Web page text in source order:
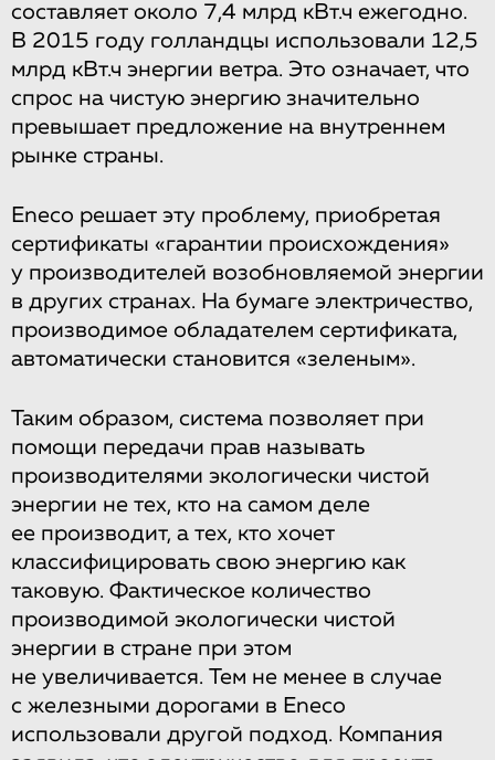
составляет около 7,4 млрд кВт.ч ежегодно.
В 2015 году голландцы использовали 12,5
млрд кВт.ч энергии ветра. Это означает, что
спрос на чистую энергию значительно
превышает предложение на внутреннем
рынке страны.
Eneco решает эту проблему, приобретая
сертификаты «гарантии происхождения»
у производителей возобновляемой энергии
в других странах. На бумаге электричество,
производимое обладателем сертификата,
автоматически становится «зеленым».
Таким образом, система позволяет при
помощи передачи прав называть
производителями экологически чистой
энергии не тех, кто на самом деле
ее производит, а тех, кто хочет
классифицировать свою энергию как
таковую. Фактическое количество
производимой экологически чистой
энергии в стране при этом
не увеличивается. Тем не менее в случае
с железными дорогами в Eneco
использовали другой подход. Компания